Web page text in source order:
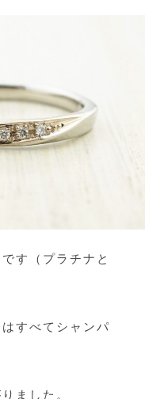
す（プラチナと
すべてシャンパ
ました。